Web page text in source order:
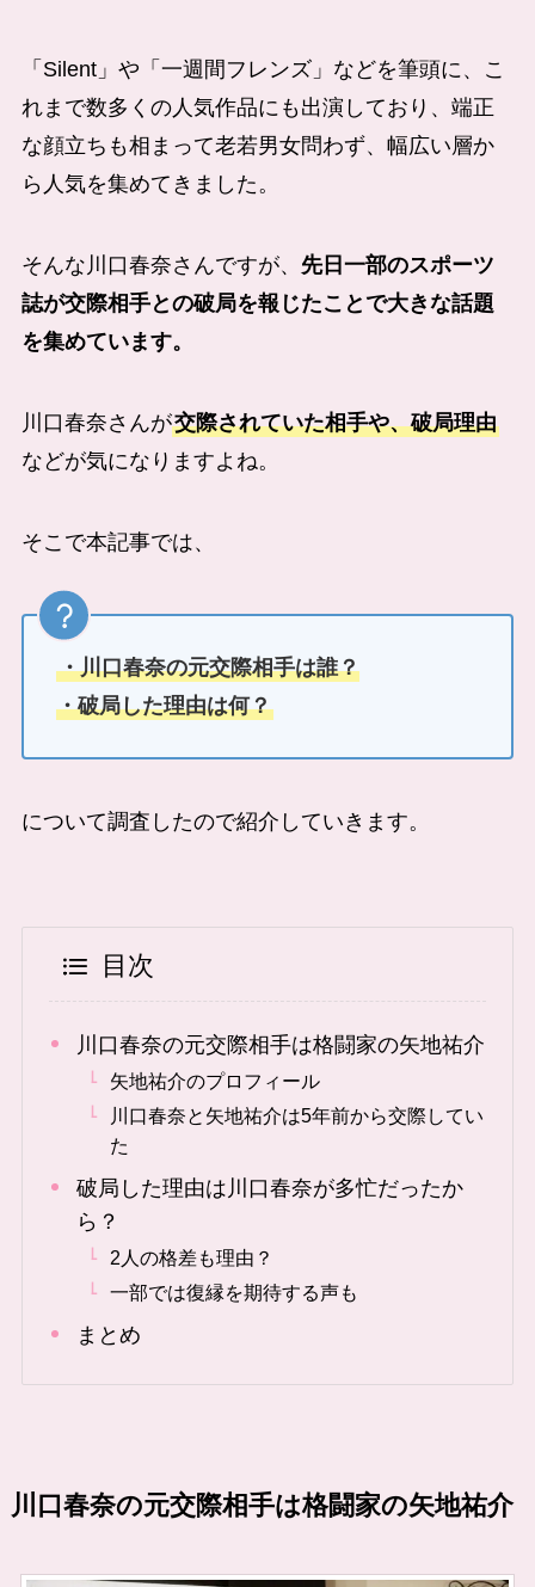
「Silent」や「一週間フレンズ」などを筆頭に、こ
れまで数多くの人気作品にも出演しており、端正
な顔立ちも相まって老若男女問わず、幅広い層か
ら人気を集めてきました。
そんな川口春奈さんですが、 先日一部のスポーツ
誌が交際相手との破局を報じたことで大きな話題
を集めています。
川口春奈さんが交際されていた相手や、破局理由
などが気になりますよね。
そこで本記事では、
・川口春奈の元交際相手は誰？
・破局した理由は何？
について調査したので紹介していきます。
目次
川口春奈の元交際相手は格闘家の矢地祐介
矢地祐介のプロフィール
川口春奈と矢地祐介は5年前から交際してい
た
破局した理由は川口春奈が多忙だったか
ら？
2人の格差も理由？
一部では復縁を期待する声も
まとめ
川口春奈の元交際相手は格闘家の矢地祐介